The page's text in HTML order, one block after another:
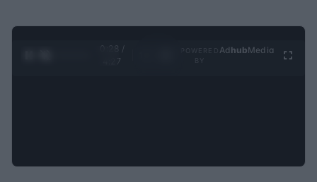
0:29 /
4:27
Ad hubMedia